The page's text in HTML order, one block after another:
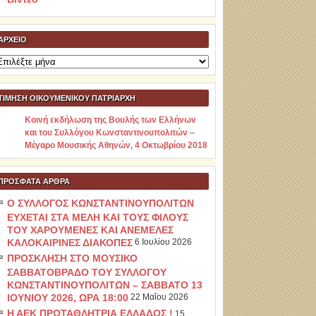
ΟΙΚΟΥΜΕΝΙΚΟΥ ΠΑΤΡΙΑΡΧΗ
Κοινή εκδήλωση της Βουλής των Ελλήνων
και του Συλλόγου Κωνσταντινουπολιτών –
Μέγαρο Μουσικής Αθηνών, 4 Οκτωβρίου 2018
ΆΡΘΡΑ
Ο ΣΥΛΛΟΓΟΣ ΚΩΝΣΤΑΝΤΙΝΟΥΠΟΛΙΤΩΝ
ΕΥΧΕΤΑΙ ΣΤΑ ΜΕΛΗ ΚΑΙ ΤΟΥΣ ΦΙΛΟΥΣ
ΤΟΥ ΧΑΡΟΥΜΕΝΕΣ ΚΑΙ ΑΝΕΜΕΛΕΣ
ΚΑΛΟΚΑΙΡΙΝΕΣ ΔΙΑΚΟΠΕΣ 6 Ιουλίου 2026
ΠΡΟΣΚΛΗΣΗ ΣΤΟ ΜΟΥΣΙΚΟ
ΣΑΒΒΑΤΟΒΡΑΔΟ ΤΟΥ ΣΥΛΛΟΓΟΥ
ΚΩΝΣΤΑΝΤΙΝΟΥΠΟΛΙΤΩΝ – ΣΑΒΒΑΤΟ 13
ΙΟΥΝΙΟΥ 2026, ΩΡΑ 18:00 22 Μαΐου 2026
Η ΑΕΚ ΠΡΩΤΑΘΛΗΤΡΙΑ ΕΛΛΑΔΟΣ !